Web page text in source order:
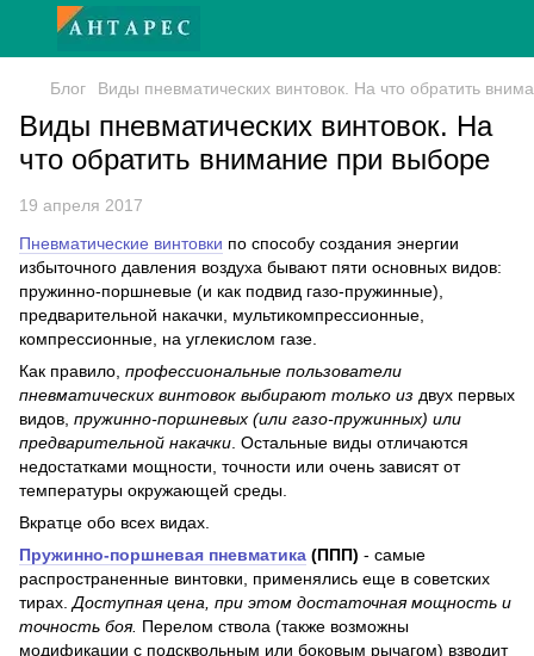
Блог Виды пневматических винтовок. На что обратить
Виды пневматических винтовок. На
что обратить внимание при выборе
19 апреля 2017
Пневматические винтовки по способу создания энергии
избыточного давления воздуха бывают пяти основных видов:
пружинно-поршневые (и как подвид газо-пружинные),
предварительной накачки, мультикомпрессионные,
компрессионные, на углекислом газе.
Как правило, профессиональные пользователи
пневматических винтовок выбирают только из двух первых
видов, пружинно-поршневых (или газо-пружинных) или
предварительной накачки . Остальные виды отличаются
недостатками мощности, точности или очень зависят от
температуры окружающей среды.
Вкратце обо всех видах.
Пружинно-поршневая пневматика (ППП) - самые
распространенные винтовки, применялись еще в советских
тирах. Доступная цена, при этом достаточная мощность и
точность боя. Перелом ствола (также возможны
модификации с подсквольным или боковым рычагом) взводит